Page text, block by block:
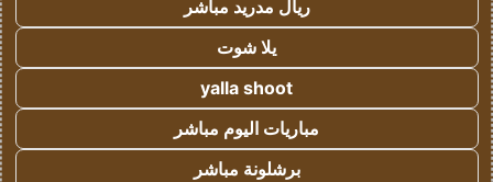
ريال مدريد مباشر
يلا شوت
yalla shoot
مباريات اليوم مباشر
برشلونة مباشر